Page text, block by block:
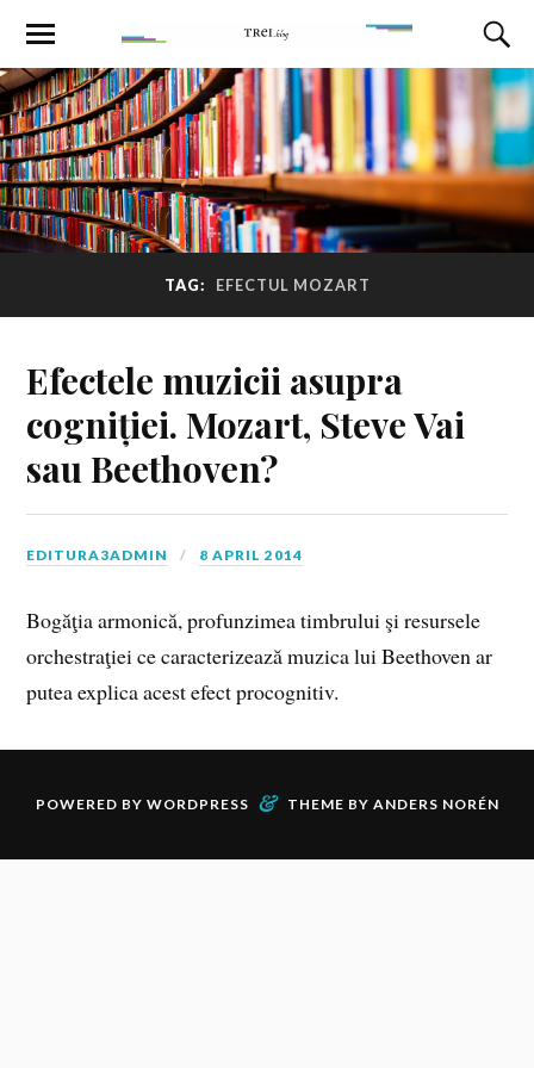
TAG: EFECTUL MOZART
Efectele muzicii asupra
cogniției. Mozart, Steve Vai
sau Beethoven?
EDITURA3ADMIN 8 APRIL 2014
Bogăţia armonică, profunzimea timbrului şi resursele
orchestraţiei ce caracterizează muzica lui Beethoven ar
putea explica acest efect procognitiv.
POWERED BY WORDPRESS & THEME BY ANDERS NORÉN